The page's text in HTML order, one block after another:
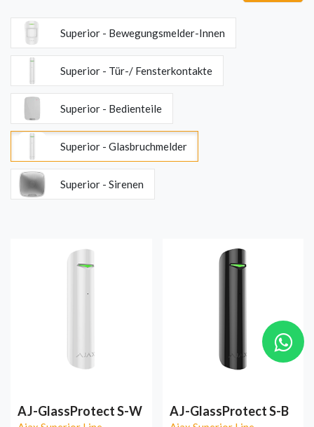
Superior - Bewegungsmelder-Innen
Superior - Tür-/ Fensterkontakte
Superior - Bedienteile
Superior - Glasbruchmelder
Superior - Sirenen
AJ-GlassProtect S-W AJ-GlassProtect S-B